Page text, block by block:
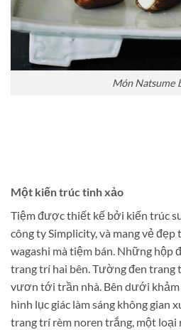
Món Natsume
Một kiến trúc tinh xảo
Tiệm được thiết kế bởi kiến trúc
công ty Simplicity, và mang vẻ
wagashi mà tiệm bán. Những hộp
trang trí hai bên. Tường đen
vươn tới trần nhà. Bên dưới khảm
hình lục giác làm sáng không gian
trang trí rèm noren trắng, một loại